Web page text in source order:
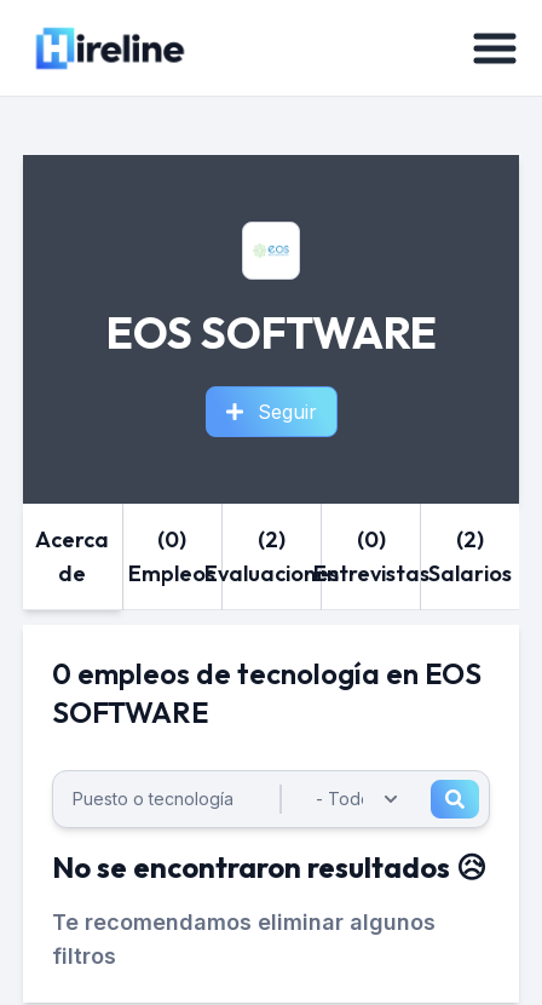
EOS SOFTWARE
Seguir
Acerca
de
(0)
Empleos
(2)
Evaluaciones
(0)
Entrevistas
(2)
Salarios
0 empleos de tecnología en EOS
SOFTWARE
No se encontraron resultados 😥
Te recomendamos eliminar algunos
filtros